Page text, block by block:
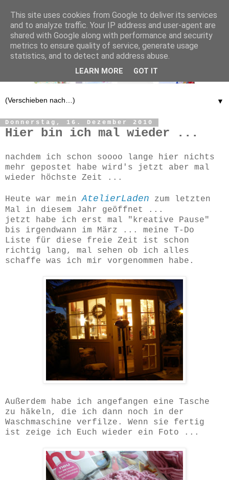
▼
Donnerstag, 16. Dezember 2010
Hier bin ich mal wieder ...
nachdem ich schon soooo lange hier nichts
mehr gepostet habe wird's jetzt aber mal
wieder höchste Zeit ...
Heute war meinAtelierLaden zum letzten
Mal in diesem Jahr geöffnet ...
jetzt habe ich erst mal "kreative Pause"
bis irgendwann im März ... meine T-Do
Liste für diese freie Zeit ist schon
richtig lang, mal sehen ob ich alles
schaffe was ich mir vorgenommen habe.
Außerdem habe ich angefangen eine Tasche
zu häkeln, die ich dann noch in der
Waschmaschine verfilze. Wenn sie fertig
ist zeige ich Euch wieder ein Foto ...
This site uses cookies from Google to deliver its services
and to analyze traffic. Your IP address and user-agent are
shared with Google along with performance and security
metrics to ensure quality of service, generate usage
statistics, and to detect and address abuse.
LEARN MORE GOT IT